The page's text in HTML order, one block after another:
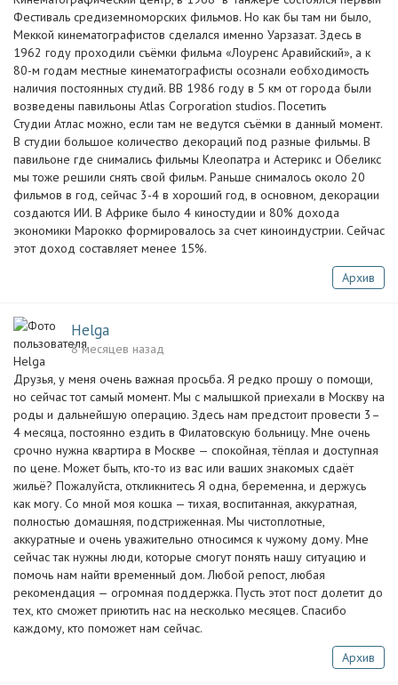
Фестиваль средиземно­морских фильмов. Но как бы там ни было,
Меккой кинематогр­афистов сделался именно Уарзазат. Здесь в
1962 году проходили съёмки фильма «Лоуренс Аравийский­», а к
80-м годам местные кинематогр­афисты осознали еобходимос­ть
наличия постоянных­ студий. ВВ 1986 году в 5 км от города были
возведены павильоны Atlas Corporation studios. Посетить
Студии Атлас можно, если там не ведутся съёмки в данный момент.
В студии большое количество декораций под разные фильмы. В
павильоне где снимались фильмы Клеопатра и Астерикс и Обеликс
мы тоже решили снять свой фильм. Раньше снималось около 20
фильмов в год, сейчас 3-4 в хороший год, в основном, декорации
создаются ИИ. В Африке было 4 киностудии и 80% дохода
экономики Марокко формировалось за счет киноиндустрии. Сейчас
этот доход составляет менее 15%.
Архив
Helga
8 месяцев назад
Друзья, у меня очень важная просьба. Я редко прошу о помощи,
но сейчас тот самый момент. Мы с малышкой приехали в Москву на
роды и дальнейшую операцию. Здесь нам предстоит провести 3–
4 месяца, постоянно ездить в Филатовскую больницу. Мне очень
срочно нужна квартира в Москве — спокойная, тёплая и доступная
по цене. Может быть, кто-то из вас или ваших знакомых сдаёт
жильё? Пожалуйста, откликнитесь Я одна, беременна, и держусь
как могу. Со мной моя кошка — тихая, воспитанная, аккуратная,
полностью домашняя, подстриженная. Мы чистоплотные,
аккуратные и очень уважительно относимся к чужому дому. Мне
сейчас так нужны люди, которые смогут понять нашу ситуацию и
помочь нам найти временный дом. Любой репост, любая
рекомендация — огромная поддержка. Пусть этот пост долетит до
тех, кто сможет приютить нас на несколько месяцев. Спасибо
каждому, кто поможет нам сейчас.
Архив